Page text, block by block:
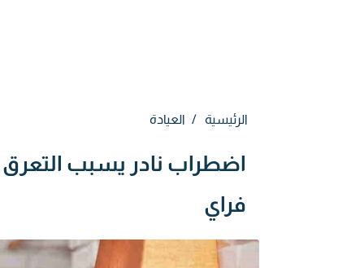
الرئيسية العيادة
اضطراب نادر يسبب
فراي